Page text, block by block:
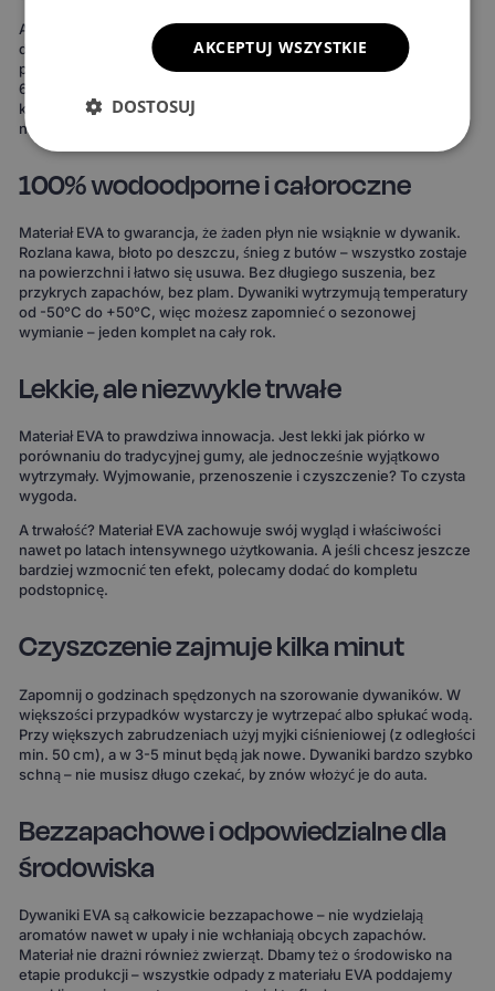
Ale to nie wszystko. Możesz też stworzyć dywaniki idealnie
dopasowane do Twojego stylu. Do wyboru masz 15 kolorów
powierzchni, 3 wzory komórek i 20 wariantów obszycia – to ponad
690 kombinacji! Możesz wybrać dywaniki, które idealnie
komponują się z wnętrzem Twojego auta lub nadają mu zupełnie
nowy charakter.
100% wodoodporne i całoroczne
Materiał EVA to gwarancja, że żaden płyn nie wsiąknie w dywanik.
Rozlana kawa, błoto po deszczu, śnieg z butów – wszystko zostaje
na powierzchni i łatwo się usuwa. Bez długiego suszenia, bez
przykrych zapachów, bez plam. Dywaniki wytrzymują temperatury
od -50°C do +50°C, więc możesz zapomnieć o sezonowej
wymianie – jeden komplet na cały rok.
Lekkie, ale niezwykle trwałe
Materiał EVA to prawdziwa innowacja. Jest lekki jak piórko w
porównaniu do tradycyjnej gumy, ale jednocześnie wyjątkowo
wytrzymały. Wyjmowanie, przenoszenie i czyszczenie? To czysta
wygoda.
A trwałość? Materiał EVA zachowuje swój wygląd i właściwości
nawet po latach intensywnego użytkowania. A jeśli chcesz jeszcze
bardziej wzmocnić ten efekt, polecamy dodać do kompletu
podstopnicę.
Czyszczenie zajmuje kilka minut
Zapomnij o godzinach spędzonych na szorowanie dywaników. W
większości przypadków wystarczy je wytrzepać albo spłukać wodą.
Przy większych zabrudzeniach użyj myjki ciśnieniowej (z odległości
min. 50 cm), a w 3-5 minut będą jak nowe. Dywaniki bardzo szybko
schną – nie musisz długo czekać, by znów włożyć je do auta.
Bezzapachowe i odpowiedzialne dla
środowiska
Dywaniki EVA są całkowicie bezzapachowe – nie wydzielają
aromatów nawet w upały i nie wchłaniają obcych zapachów.
Materiał nie drażni również zwierząt. Dbamy też o środowisko na
etapie produkcji – wszystkie odpady z materiału EVA poddajemy
AKCEPTUJ WSZYSTKIE
DOSTOSUJ